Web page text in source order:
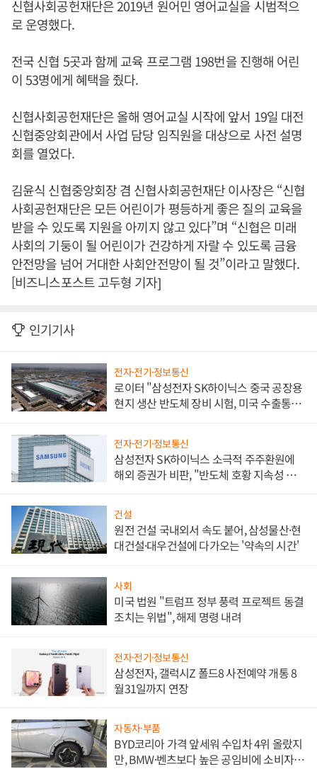
신협사회공헌재단은 2019년 원어민 영어교실을 시범적으
로 운영했다.
전국 신협 5곳과 함께 교육 프로그램 198번을 진행해 어린
이 53명에게 혜택을 줬다.
신협사회공헌재단은 올해 영어교실 시작에 앞서 19일 대전
신협중앙회관에서 사업 담당 임직원을 대상으로 사전 설명
회를 열었다.
김윤식 신협중앙회장 겸 신협사회공헌재단 이사장은 “신협
사회공헌재단은 모든 어린이가 평등하게 좋은 질의 교육을
받을 수 있도록 지원을 아끼지 않고 있다”며 “신협은 미래
사회의 기둥이 될 어린이가 건강하게 자랄 수 있도록 금융
안전망을 넘어 거대한 사회안전망이 될 것”이라고 말했다.
[비즈니스포스트 고두형 기자]
인기기사
전자·전기·정보통신
로이터 "삼성전자 SK하이닉스 중국 공장용
현지 생산 반도체 장비 시험, 미국 수출통제
전자·전기·정보통신
삼성전자 SK하이닉스 소극적 주주환원에
해외 증권가 비판, "반도체 호황 지속성 의
건설
원전 건설 국내외서 속도 붙어, 삼성물산·현
대건설·대우건설에 다가오는 '약속의 시간'
사회
미국 법원 "트럼프 정부 풍력 프로젝트 동결
조치는 위법", 해제 명령 내려
전자·전기·정보통신
삼성전자, 갤럭시Z 폴드8 사전예약 개통 8
월31일까지 연장
자동차·부품
BYD코리아 가격 앞세워 수입차 4위 올랐지
만, BMW·벤츠보다 높은 공임비에 소비자